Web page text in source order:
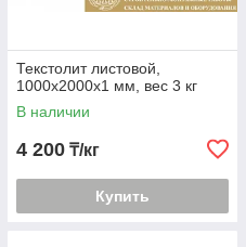
Текстолит листовой,
1000х2000х1 мм, вес 3 кг
В наличии
4 200 ₸/кг
Купить